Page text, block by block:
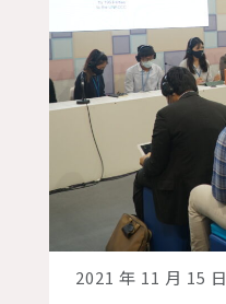
2021 年 11 月 15 日